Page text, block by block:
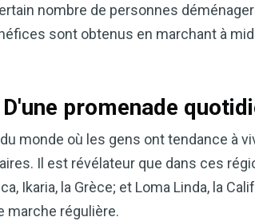
nombre de personnes
sont obtenus en marchant à
promenade
monde où les gens ont tendance à
Il est révélateur que dans ces
Ikaria, la Grèce; et Loma Linda, la
marche régulière.
Améliorez
grâce au
Accédez à
Le vinaigre de
remèdes